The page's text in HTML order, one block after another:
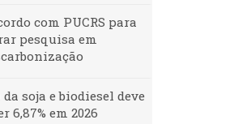
com PUCRS para
pesquisa em
soja e biodiesel deve
6,87% em 2026